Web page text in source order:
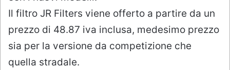
Il filtro JR Filters viene offerto a partire da un
prezzo di 48.87 iva inclusa, medesimo prezzo
sia per la versione da competizione che
quella stradale.